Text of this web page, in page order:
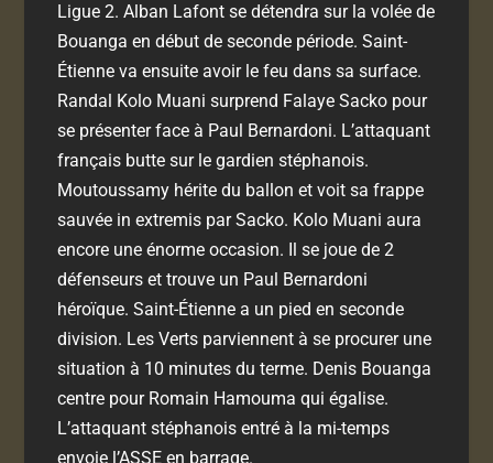
Ligue 2. Alban Lafont se détendra sur la volée de
Bouanga en début de seconde période. Saint-
Étienne va ensuite avoir le feu dans sa surface.
Randal Kolo Muani surprend Falaye Sacko pour
se présenter face à Paul Bernardoni. L’attaquant
français butte sur le gardien stéphanois.
Moutoussamy hérite du ballon et voit sa frappe
sauvée in extremis par Sacko. Kolo Muani aura
encore une énorme occasion. Il se joue de 2
défenseurs et trouve un Paul Bernardoni
héroïque. Saint-Étienne a un pied en seconde
division. Les Verts parviennent à se procurer une
situation à 10 minutes du terme. Denis Bouanga
centre pour Romain Hamouma qui égalise.
L’attaquant stéphanois entré à la mi-temps
envoie l’ASSE en barrage.